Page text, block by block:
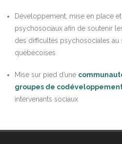
Développement, mise en place
psychosociaux afin de soutenir
des difficultés psychosociales au
québécoises
Mise sur pied d’une
groupes de
intervenants sociaux